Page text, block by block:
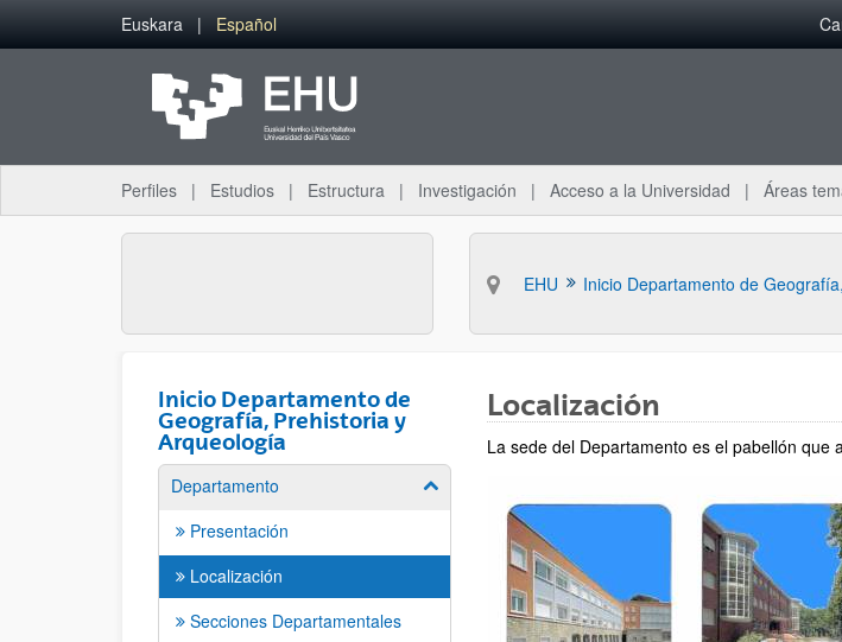
Saltar al contenido principal
Euskara Español
Perfiles Estudios Estructura Investigación Acceso a la Universidad Áreas
EHU
Inicio Departamento de
Geografía, Prehistoria y
Arqueología
Departamento Mostrar/ocultar subpáginas
Presentación
Localización
Secciones Departamentales
Localización
La sede del Departamento es el pabellón que